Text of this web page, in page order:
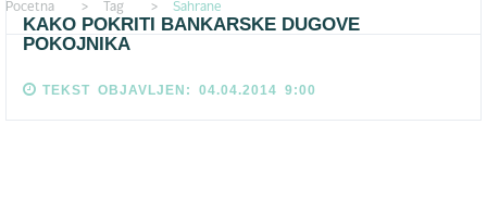
Pocetna > Tag > Sahrane
KAKO POKRITI BANKARSKE DUGOVE
POKOJNIKA
TEKST OBJAVLJEN: 04.04.2014 9:00